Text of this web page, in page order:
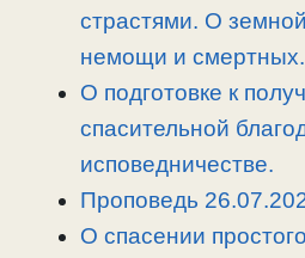
страстями. О
немощи и смертных.
О подготовке к
спасительной
исповедничестве.
Проповедь
О спасении